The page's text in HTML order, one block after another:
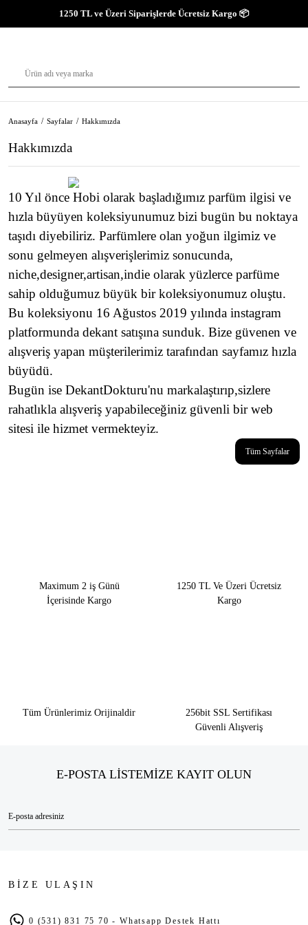
1250 TL ve Üzeri Siparişlerde Ücretsiz Kargo 📦
Anasayfa Sayfalar Hakkımızda
Hakkımızda
10 Yıl önce Hobi olarak başladığımız parfüm ilgisi ve
hızla büyüyen koleksiyunumuz bizi bugün bu noktaya
taşıdı diyebiliriz. Parfümlere olan yoğun ilgimiz ve
sonu gelmeyen alışverişlerimiz sonucunda,
niche,designer,artisan,indie olarak yüzlerce parfüme
sahip olduğumuz büyük bir koleksiyonumuz oluştu.
Bu koleksiyonu 16 Ağustos 2019 yılında instagram
platformunda dekant satışına sunduk. Bize güvenen ve
alışveriş yapan müşterilerimiz tarafından sayfamız hızla
büyüdü.
Bugün ise DekantDokturu'nu markalaştırıp,sizlere
rahatlıkla alışveriş yapabileceğiniz güvenli bir web
sitesi ile hizmet vermekteyiz.
Tüm Sayfalar
Maximum 2 iş Günü
İçerisinde Kargo
1250 TL Ve Üzeri Ücretsiz
Kargo
Tüm Ürünlerimiz Orijinaldir
256bit SSL Sertifikası
Güvenli Alışveriş
E-POSTA LİSTEMİZE KAYIT OLUN
BİZE ULAŞIN
0 (531) 831 75 70 - Whatsapp Destek Hattı